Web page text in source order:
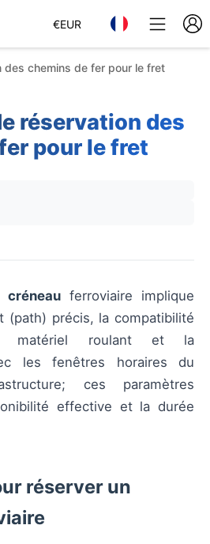
€EUR
des chemins de fer pour le fret
réservation des
pour le fret
créneau ferroviaire implique
(path) précis, la compatibilité
matériel roulant et la
les fenêtres horaires du
ces paramètres
effective et la durée
réserver un